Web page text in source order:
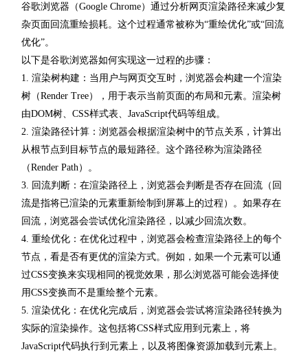
谷歌浏览器（Google Chrome）通过分析网页渲染路径来减少复
杂页面回流重绘损耗。这个过程通常被称为“重绘优化”或“回流
优化”。
以下是谷歌浏览器如何实现这一过程的步骤：
1. 渲染树构建：当用户与网页交互时，浏览器会构建一个渲染
树（Render Tree），用于表示当前页面的布局和元素。渲染树
由DOM树、CSS样式表、JavaScript代码等组成。
2. 渲染路径计算：浏览器会根据渲染树中的节点关系，计算出
从根节点到目标节点的最短路径。这个路径称为渲染路径
（Render Path）。
3. 回流判断：在渲染路径上，浏览器会判断是否存在回流（回
流是指将已渲染的元素重新绘制到屏幕上的过程）。如果存在
回流，浏览器会尝试优化渲染路径，以减少回流次数。
4. 重绘优化：在优化过程中，浏览器会检查渲染路径上的每个
节点，看是否有更优的渲染方式。例如，如果一个元素可以通
过CSS变换来实现相同的视觉效果，那么浏览器可能会选择使
用CSS变换而不是重绘整个元素。
5. 渲染优化：在优化完成后，浏览器会尝试将渲染路径转换为
实际的渲染操作。这包括将CSS样式应用到元素上，将
JavaScript代码执行到元素上，以及将图像资源加载到元素上。